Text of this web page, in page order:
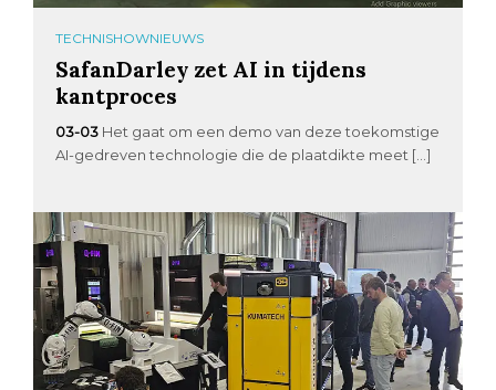
TECHNISHOWNIEUWS
SafanDarley zet AI in tijdens
kantproces
03-03 Het gaat om een demo van deze toekomstige
AI-gedreven technologie die de plaatdikte meet […]